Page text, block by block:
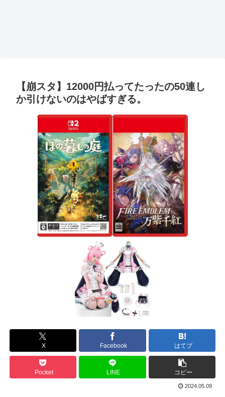
【崩スタ】12000円払ってたったの50連し
か引けないのはやばすぎる。
X Facebook はてブ
Pocket LINE コピー
2024.05.09